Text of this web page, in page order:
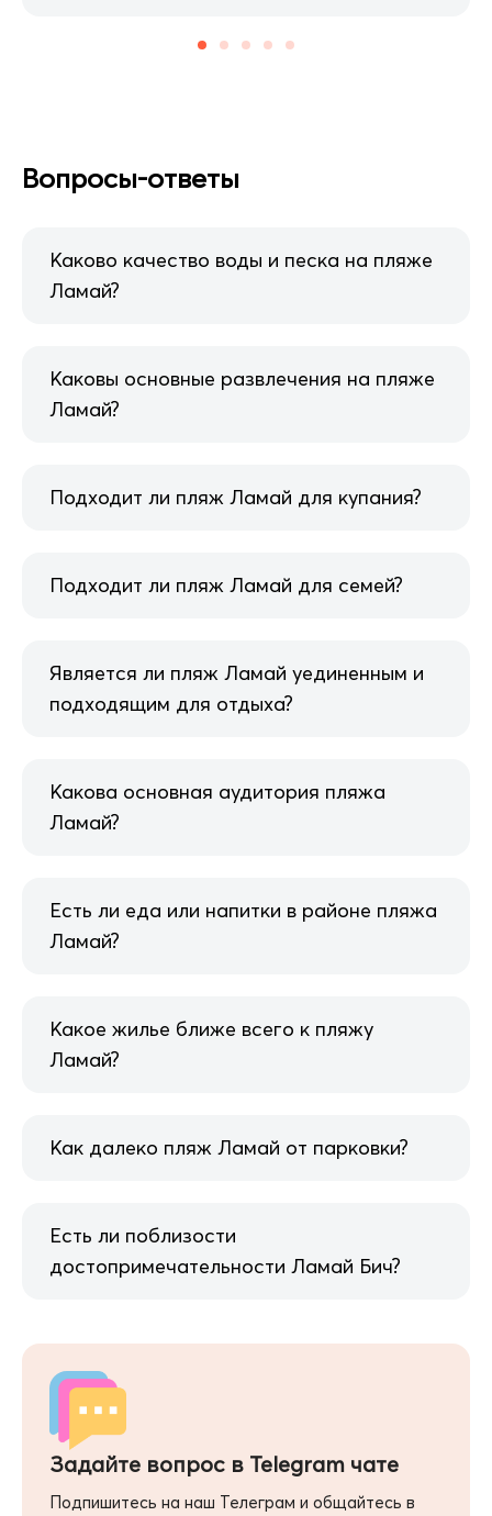
Вопросы-ответы
Каково качество воды и песка на пляже
Ламай?
Каковы основные развлечения на пляже
Ламай?
Подходит ли пляж Ламай для купания?
Подходит ли пляж Ламай для семей?
Является ли пляж Ламай уединенным и
подходящим для отдыха?
Какова основная аудитория пляжа
Ламай?
Есть ли еда или напитки в районе пляжа
Ламай?
Какое жилье ближе всего к пляжу
Ламай?
Как далеко пляж Ламай от парковки?
Есть ли поблизости
достопримечательности Ламай Бич?
Задайте вопрос в Telegram чате
Подпишитесь на наш Телеграм и общайтесь в